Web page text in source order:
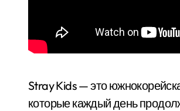
Stray Kids — это
которые каждый день